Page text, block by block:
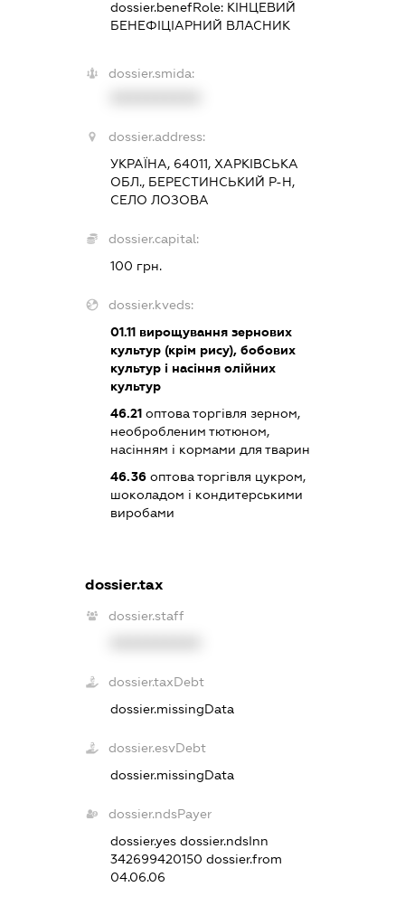
dossier.benefRole: КІНЦЕВИЙ
БЕНЕФІЦІАРНИЙ ВЛАСНИК
dossier.smida:
dossier.address:
УКРАЇНА, 64011, ХАРКІВСЬКА
ОБЛ., БЕРЕСТИНСЬКИЙ Р-Н,
СЕЛО ЛОЗОВА
dossier.capital:
100 грн.
dossier.kveds:
01.11 вирощування зернових
культур (крім рису), бобових
культур і насіння олійних
культур
46.21 оптова торгівля зерном,
необробленим тютюном,
насінням і кормами для тварин
46.36 оптова торгівля цукром,
шоколадом і кондитерськими
виробами
dossier.tax
dossier.staff
dossier.taxDebt
dossier.missingData
dossier.esvDebt
dossier.missingData
dossier.ndsPayer
dossier.yesdossier.ndsInn
342699420150dossier.from
04.06.06